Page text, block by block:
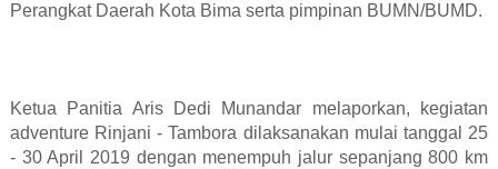
Perangkat Daerah Kota Bima serta pimpinan BUMN/BUMD.
Ketua Panitia Aris Dedi Munandar melaporkan, kegiatan
adventure Rinjani - Tambora dilaksanakan mulai tanggal 25
- 30 April 2019 dengan menempuh jalur sepanjang 800 km